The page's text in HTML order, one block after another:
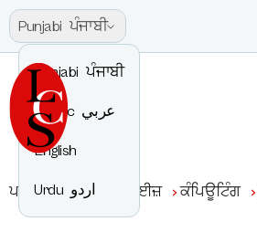
Punjabi ਪੰਜਾਬੀ
Punjabi ਪੰਜਾਬੀ
Arabic عربي
English
Urdu اردو ਪਾਠਕ੍ਰਮ ਐਂਟਰਪ੍ਰਾਈਜ਼ ਕੰਪਿਊਟਿੰਗ